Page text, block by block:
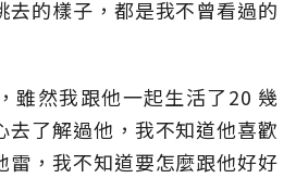
去的樣子，都是我不曾看過的
雖然我跟他一起生活了20 幾
去了解過他，我不知道他喜歡
雷，我不知道要怎麼跟他好好